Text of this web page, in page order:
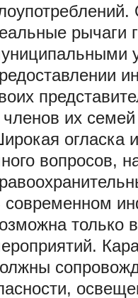
рычаги
членов их
огласка
вопросов,
современном
только